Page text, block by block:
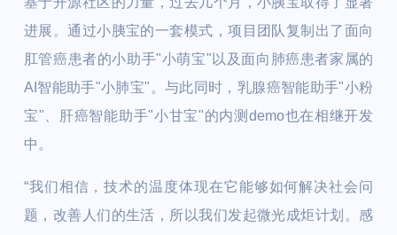
进展。通过小胰宝的一套模式，项目团队复制出了面向
肛管癌患者的小助手"小萌宝"以及面向肺癌患者家属的
AI智能助手"小肺宝"。与此同时，乳腺癌智能助手"小粉
宝"、肝癌智能助手"小甘宝"的内测demo也在相继开发
中。
“我们相信，技术的温度体现在它能够如何解决社会问
题，改善人们的生活，所以我们发起微光成炬计划。感